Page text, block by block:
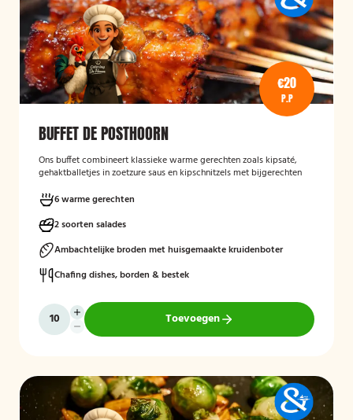
€20
P.P
BUFFET DE POSTHOORN
Ons buffet combineert klassieke warme gerechten zoals kipsaté,
gehaktballetjes in zoetzure saus en kipschnitzels met bijgerechten
frisse rauwkost, gemengde salades en vers brood met kruidenboter
voor een compleet en smaakvol geheel.
Mogelijk te bestellen zonder borden en bestek!
6 warme gerechten
2 soorten salades
Ambachtelijke broden met huisgemaakte kruidenboter
Chafing dishes, borden & bestek
Toevoegen